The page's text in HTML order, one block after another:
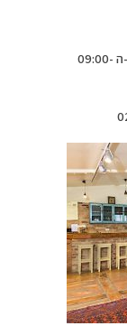
אורך הביקור כ 45 דקות. שעות פעילות המרכז א-ה 09:00-